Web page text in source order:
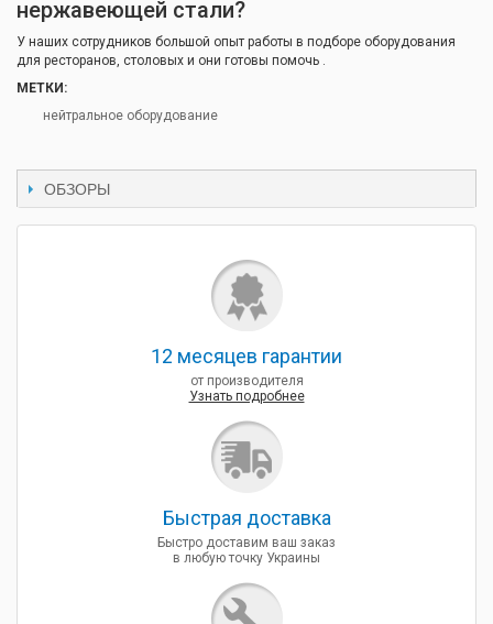
нержавеющей стали?
У наших сотрудников большой опыт работы в подборе оборудования
для ресторанов, столовых и они готовы помочь .
МЕТКИ:
нейтральное оборудование
ОБЗОРЫ
12 месяцев гарантии
от производителя
Узнать подробнее
Быcтрая доставка
Быстро доставим ваш заказ
в любую точку Украины